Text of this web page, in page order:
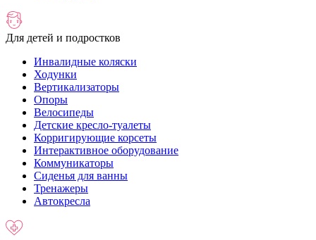
Для детей и подростков
Инвалидные коляски
Ходунки
Вертикализаторы
Опоры
Велосипеды
Детские кресло-туалеты
Корригирующие корсеты
Интерактивное оборудование
Коммуникаторы
Сиденья для ванны
Тренажеры
Автокресла